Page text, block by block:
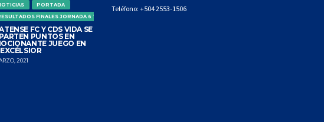
PORTADA
FINALES JORNADA 6 TORNEO CLAUSURA
FC Y CDS VIDA SE
PUNTOS EN
JUEGO EN
2021
Teléfono: +504 2553-1506